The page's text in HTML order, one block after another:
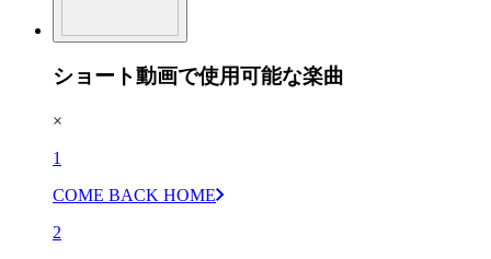
ショート動画で使用可能な楽曲
×
1
COME BACK HOME
2